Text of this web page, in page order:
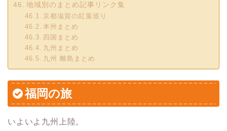
地域別のまとめ記事リンク集
京都滋賀の紅葉巡り
本州まとめ
四国まとめ
九州まとめ
九州 離島まとめ
福岡の旅
いよいよ九州上陸。